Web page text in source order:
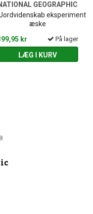
GEOGRAPHIC
eksperiment
æske
kr
På lager
LÆG I KURV